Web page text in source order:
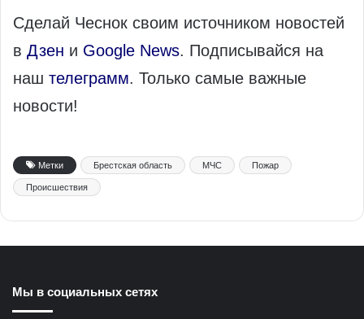
Сделай Чеснок своим источником новостей
в Дзен и Google News. Подписывайся на
наш телеграмм. Только самые важные
новости!
Метки Брестская область МЧС Пожар
Происшествия
Мы в социальных сетях